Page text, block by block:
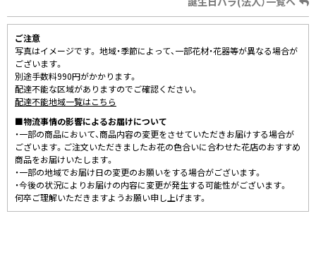
ご注意
写真はイメージです。 地域・季節によって、一部花材・花器等が異なる場合が
ございます。
別途手数料990円がかかります。
配達不能な区域がありますのでご確認ください。
配達不能地域一覧はこちら
■物流事情の影響によるお届けについて
・一部の商品において、商品内容の変更をさせていただきお届けする場合が
ございます。ご注文いただきましたお花の色合いに合わせた花店のおすすめ
商品をお届けいたします。
・一部の地域でお届け日の変更のお願いをする場合がございます。
・今後の状況によりお届けの内容に変更が発生する可能性がございます。
何卒ご理解いただきますようお願い申し上げます。